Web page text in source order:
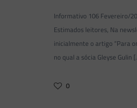
Informativo 106 Fevereiro/
Estimados leitores, Na
inicialmente o artigo “Para
no qual a sócia Gleyse Gulin
0